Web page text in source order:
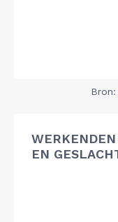
Bron:
EN